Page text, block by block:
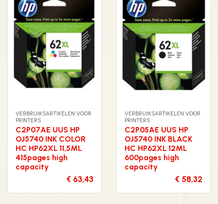
VERBRUIKSARTIKELEN VOOR
PRINTERS
C2P07AE UUS HP
OJ5740 INK COLOR
HC HP62XL 11,5ML
415pages high
capacity
€ 63,43
VERBRUIKSARTIKELEN VOOR
PRINTERS
C2P05AE UUS HP
OJ5740 INK BLACK
HC HP62XL 12ML
600pages high
capacity
€ 58,32